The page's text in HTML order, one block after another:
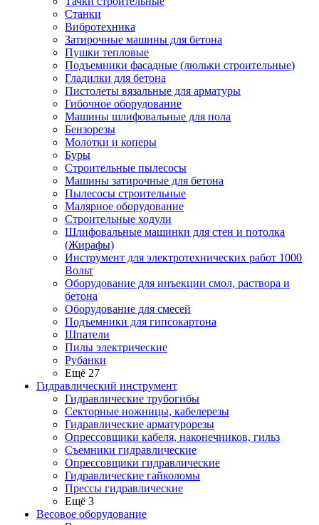
Станки
Вибротехника
Затирочные машины для бетона
Пушки тепловые
Подъемники фасадные (люльки строительные)
Гладилки для бетона
Пистолеты вязальные для арматуры
Гибочное оборудование
Машины шлифовальные для пола
Бензорезы
Молотки и коперы
Буры
Строительные пылесосы
Машины затирочные для бетона
Пылесосы строительные
Малярное оборудование
Строительные ходули
Шлифовальные машинки для стен и потолка
(Жирафы)
Инструмент для электротехнических работ 1000
Вольт
Оборудование для инъекции смол, раствора и
бетона
Оборудование для смесей
Подъемники для гипсокартона
Шпатели
Пилы электрические
Рубанки
Ещё 27
Гидравлический инструмент
Гидравлические трубогибы
Секторные ножницы, кабелерезы
Гидравлические арматурорезы
Опрессовщики кабеля, наконечников, гильз
Съемники гидравлические
Опрессовщики гидравлические
Гидравлические гайколомы
Прессы гидравлические
Ещё 3
Весовое оборудование